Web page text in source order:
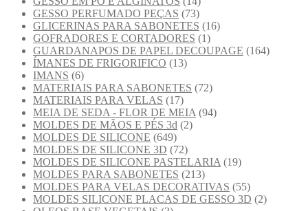
GESSO PERFUMADO PEÇAS (73)
GLICERINAS PARA SABONETES (16)
GOFRADORES E CORTADORES (1)
GUARDANAPOS DE PAPEL DECOUPAGE (164)
ÍMANES DE FRIGORIFICO (13)
IMANS (6)
MATERIAIS PARA SABONETES (72)
MATERIAIS PARA VELAS (17)
MEIA DE SEDA - FLOR DE MEIA (94)
MOLDES DE MÃOS E PÉS 3d (2)
MOLDES DE SILICONE (649)
MOLDES DE SILICONE 3D (72)
MOLDES DE SILICONE PASTELARIA (19)
MOLDES PARA SABONETES (213)
MOLDES PARA VELAS DECORATIVAS (55)
MOLDES SILICONE PLACAS DE GESSO 3D (2)